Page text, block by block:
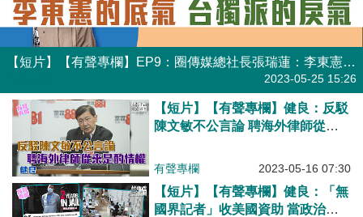
【短片】【有聲專欄】EP9：圈傳媒總社長張瑞蓮：李東憲的底氣 台獨派的戾氣
2023-05-25 15:26
【短片】【有聲專欄】健良：反駁
陳文敏不公言論 聘海外律師從來
有聲專欄 2023-05-16 07:30
【短片】【有聲專欄】健良：「無
國界記者」收美國資助 當政治打